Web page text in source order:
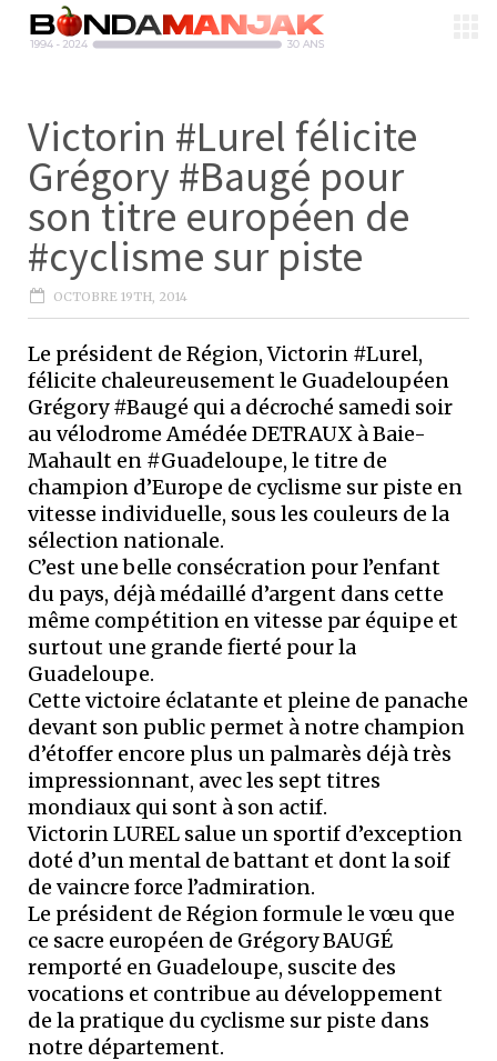
Victorin #Lurel félicite
Grégory #Baugé pour
son titre européen de
#cyclisme sur piste
OCTOBRE 19TH, 2014
Le président de Région, Victorin #Lurel,
félicite chaleureusement le Guadeloupéen
Grégory #Baugé qui a décroché samedi soir
au vélodrome Amédée DETRAUX à Baie-
Mahault en #Guadeloupe, le titre de
champion d’Europe de cyclisme sur piste en
vitesse individuelle, sous les couleurs de la
sélection nationale.
C’est une belle consécration pour l’enfant
du pays, déjà médaillé d’argent dans cette
même compétition en vitesse par équipe et
surtout une grande fierté pour la
Guadeloupe.
Cette victoire éclatante et pleine de panache
devant son public permet à notre champion
d’étoffer encore plus un palmarès déjà très
impressionnant, avec les sept titres
mondiaux qui sont à son actif.
Victorin LUREL salue un sportif d’exception
doté d’un mental de battant et dont la soif
de vaincre force l’admiration.
Le président de Région formule le vœu que
ce sacre européen de Grégory BAUGÉ
remporté en Guadeloupe, suscite des
vocations et contribue au développement
de la pratique du cyclisme sur piste dans
notre département.